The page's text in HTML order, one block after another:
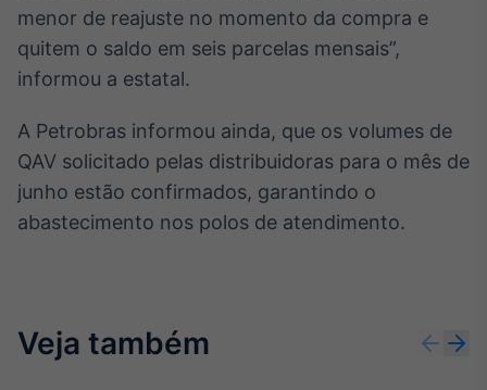
Curadoria
noticiosos
Soluções de
Tecnologia
Broadcast
Radar
menor de reajuste no momento da compra e
quitem o saldo em seis parcelas mensais”,
informou a estatal.
A Petrobras informou ainda, que os volumes de
QAV solicitado pelas distribuidoras para o mês de
junho estão confirmados, garantindo o
abastecimento nos polos de atendimento.
Veja também